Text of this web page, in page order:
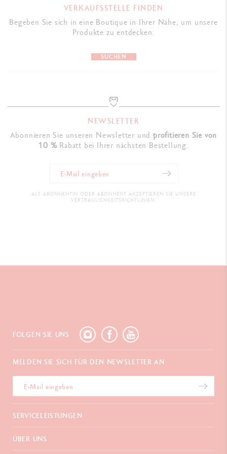
PRODUKTREFERENZ
Réf. UV844.234
VERKAUFSSTELLE FINDEN
Begeben Sie sich in eine Boutique in Ihrer Nähe, um unsere
Produkte zu entdecken.
SUCHEN
NEWSLETTER
Abonnieren Sie unseren Newsletter undprofitieren Sie von
10 %Rabatt bei Ihrer nächsten Bestellung.
ALS ABONNENTIN ODER ABONNENT AKZEPTIEREN SIE UNSERE
VERTRAULICHKEITSRICHTLINIEN.
FOLGEN SIE UNS
MELDEN SIE SICH FÜR DEN NEWSLETTER AN
SERVICELEISTUNGEN
E-Geschenkgutschein
ÜBER UNS